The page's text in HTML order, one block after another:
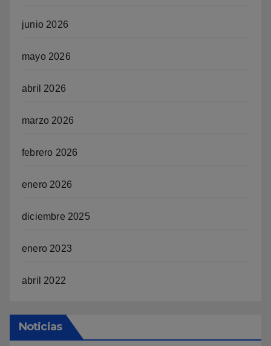
junio 2026
mayo 2026
abril 2026
marzo 2026
febrero 2026
enero 2026
diciembre 2025
enero 2023
abril 2022
Noticias